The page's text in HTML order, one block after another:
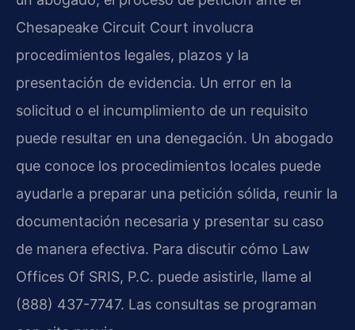
Chesapeake Circuit Court involucra
procedimientos legales, plazos y la
presentación de evidencia. Un error en la
solicitud o el incumplimiento de un requisito
puede resultar en una denegación. Un abogado
que conoce los procedimientos locales puede
ayudarle a preparar una petición sólida, reunir la
documentación necesaria y presentar su caso
de manera efectiva. Para discutir cómo Law
Offices Of SRIS, P.C. puede asistirle, llame al
(888) 437-7747. Las consultas se programan